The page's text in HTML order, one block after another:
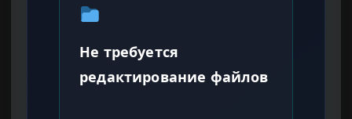
Не требуется
редактирование файлов